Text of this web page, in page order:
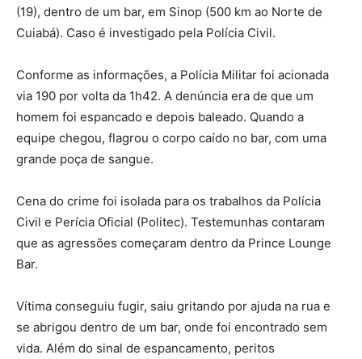
(19), dentro de um bar, em Sinop (500 km ao Norte de
Cuiabá). Caso é investigado pela Polícia Civil.
Conforme as informações, a Polícia Militar foi acionada
via 190 por volta da 1h42. A denúncia era de que um
homem foi espancado e depois baleado. Quando a
equipe chegou, flagrou o corpo caído no bar, com uma
grande poça de sangue.
Cena do crime foi isolada para os trabalhos da Polícia
Civil e Perícia Oficial (Politec). Testemunhas contaram
que as agressões começaram dentro da Prince Lounge
Bar.
Vítima conseguiu fugir, saiu gritando por ajuda na rua e
se abrigou dentro de um bar, onde foi encontrado sem
vida. Além do sinal de espancamento, peritos